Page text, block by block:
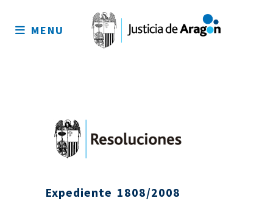
sitio
MENU
Expediente 1808/2008